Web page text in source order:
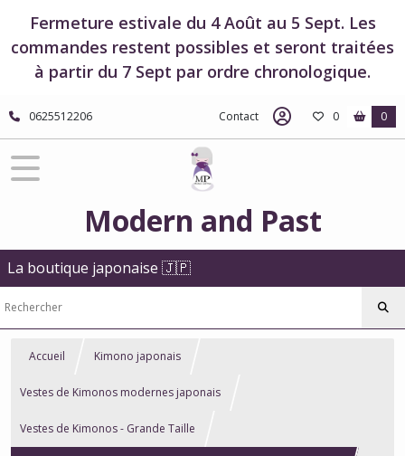
Fermeture estivale du 4 Août au 5 Sept. Les
commandes restent possibles et seront traitées
à partir du 7 Sept par ordre chronologique.
0625512206 Contact 0 0
Modern and Past
La boutique japonaise 🇯🇵
Accueil Kimono japonais
Vestes de Kimonos modernes japonais
Vestes de Kimonos - Grande Taille